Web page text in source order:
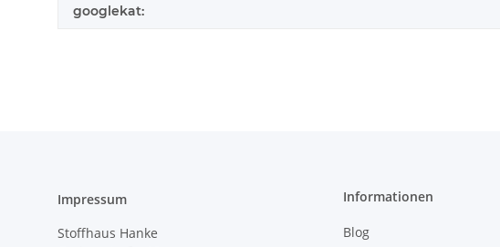
googlekat:
Impressum
Stoffhaus Hanke
Informationen
Blog